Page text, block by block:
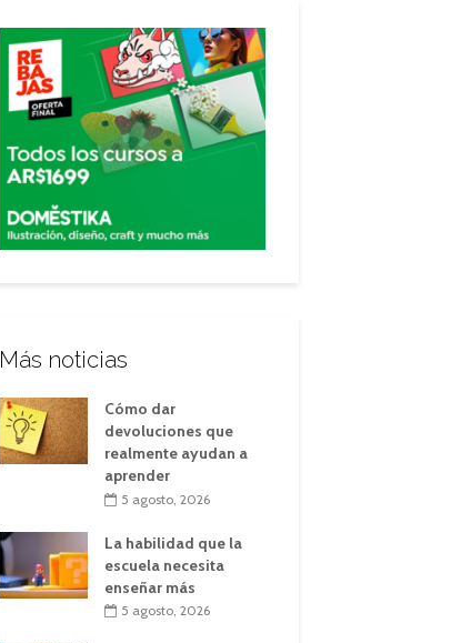
Más noticias
Cómo dar
devoluciones que
realmente ayudan a
aprender
5 agosto, 2026
La habilidad que la
escuela necesita
enseñar más
5 agosto, 2026